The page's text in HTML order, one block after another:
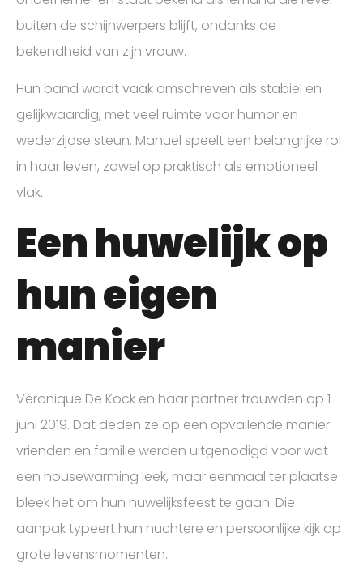
buiten de schijnwerpers blijft, ondanks de
bekendheid van zijn vrouw.
Hun band wordt vaak omschreven als stabiel en
gelijkwaardig, met veel ruimte voor humor en
wederzijdse steun. Manuel speelt een belangrijke rol
in haar leven, zowel op praktisch als emotioneel
vlak.
Een huwelijk op
hun eigen
manier
Véronique De Kock en haar partner trouwden op 1
juni 2019. Dat deden ze op een opvallende manier:
vrienden en familie werden uitgenodigd voor wat
een housewarming leek, maar eenmaal ter plaatse
bleek het om hun huwelijksfeest te gaan. Die
aanpak typeert hun nuchtere en persoonlijke kijk op
grote levensmomenten.